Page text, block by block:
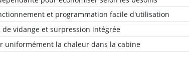
et programmation facile d'utilisation
vidange et surpression intégrée
la chaleur dans la cabine